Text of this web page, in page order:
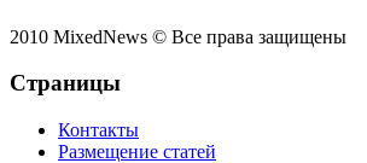
2010 MixedNews © Все права защищены
Страницы
Контакты
Размещение статей